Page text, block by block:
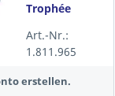
Trophée
120 g/m²,
sand, pas.
250Bl
Art.-Nr.:
1.811.965
erstellen.